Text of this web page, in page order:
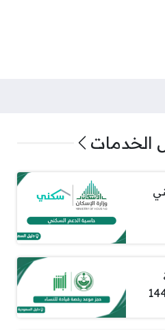
الخدمات